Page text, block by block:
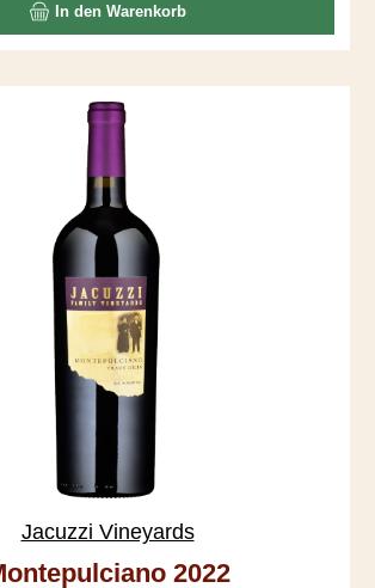
In den Warenkorb
Jacuzzi Vineyards
2022